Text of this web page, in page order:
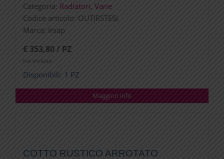
Categoria: Radiatori, Varie
Codice articolo: OUTIRSTESI
Marca: Irsap
€ 353,80 / PZ
Iva inclusa
Disponibili: 1 PZ
Maggiori info
COTTO RUSTICO ARROTATO